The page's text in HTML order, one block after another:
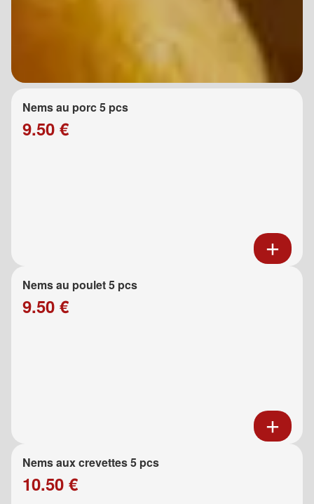
Nems au porc 5 pcs
9.50 €
Nems au poulet 5 pcs
9.50 €
Nems aux crevettes 5 pcs
10.50 €